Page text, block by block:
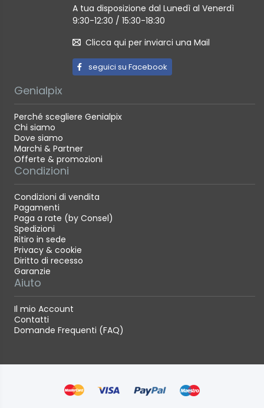
A tua disposizione dal Lunedì al Venerdì
9:30-12:30 / 15:30-18:30
Clicca qui per inviarci una Mail
seguici su Facebook
Genialpix
Perché scegliere Genialpix
Chi siamo
Dove siamo
Marchi & Partner
Offerte & promozioni
Condizioni
Condizioni di vendita
Pagamenti
Paga a rate (by Consel)
Spedizioni
Ritiro in sede
Privacy & cookie
Diritto di recesso
Garanzie
Aiuto
Il mio Account
Contatti
Domande Frequenti (FAQ)